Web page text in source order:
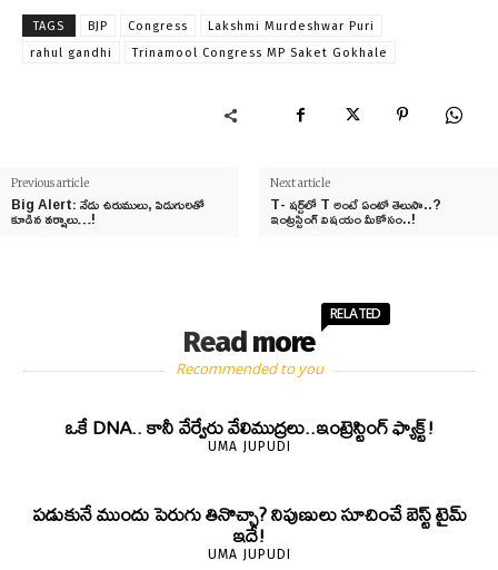
TAGS BJP Congress
Lakshmi Murdeshwar Puri
rahul gandhi
Trinamool Congress MP Saket Gokhale
Previous article
Big Alert: నేడు ఉరుములు, పిడుగులతో
కూడిన వర్షాలు…!
Next article
T- షర్ట్‌లో T అంటే ఏంటో తెలుసా..?
ఇంట్రస్టింగ్‌ విషయం మీకోసం..!
Read more
RELATED
Recommended to you
ఒకే DNA.. కానీ వేర్వేరు వేలిముద్రలు..ఇంట్రెస్టింగ్ ఫ్యాక్ట్!
UMA JUPUDI
పడుకునే ముందు పెరుగు తినొచ్చా? నిపుణులు సూచించే బెస్ట్ టైమ్
ఇదే!
UMA JUPUDI